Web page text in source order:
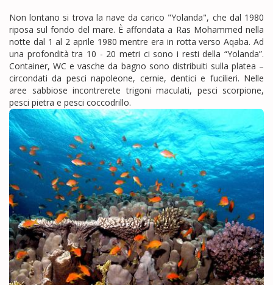
Non lontano si trova la nave da carico "Yolanda", che dal 1980
riposa sul fondo del mare. È affondata a Ras Mohammed nella
notte dal 1 al 2 aprile 1980 mentre era in rotta verso Aqaba. Ad
una profondità tra 10 - 20 metri ci sono i resti della “Yolanda”.
Container, WC e vasche da bagno sono distribuiti sulla platea –
circondati da pesci napoleone, cernie, dentici e fucilieri. Nelle
aree sabbiose incontrerete trigoni maculati, pesci scorpione,
pesci pietra e pesci coccodrillo.